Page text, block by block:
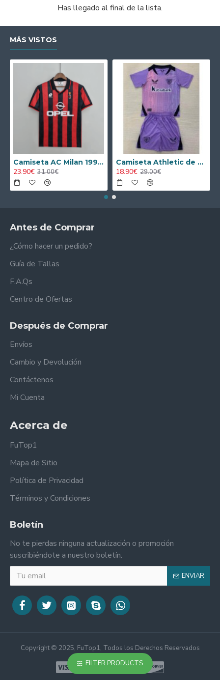
Has llegado al final de la lista.
MÁS VISTOS
Camiseta AC Milan 1995/1996 Local Retro
23.90€ 31.00€
Camiseta Athletic de Bilbao 2024/2025 Alternativo Niño Kit
18.90€ 29.00€
Antes de Comprar
¿Cómo hacer un pedido?
Guía de Tallas
F.A.Qs
Centro de Ofertas
Después de Comprar
Envíos
Cambio y Devolución
Contáctenos
Mi Cuenta
Acerca de
FuTop1
Mapa de Sitio
Política de Privacidad
Términos y Condiciones
Boletín
No te pierdas ninguna actualización o promoción
suscribiéndote a nuestro boletín.
ENVIAR
Copyright © 2025, FuTop1, Todos los Derechos Reservados
FILTER PRODUCTS